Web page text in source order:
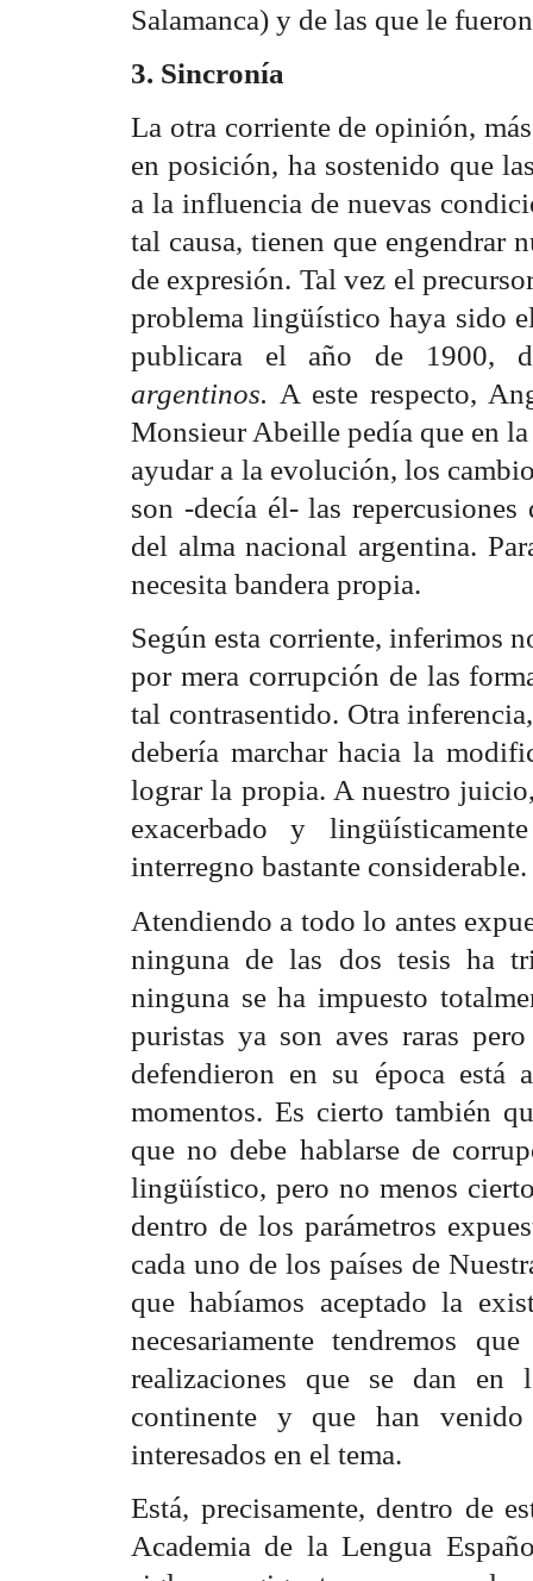
Salamanca) y de las que le
3. Sincronía
La otra corriente de opinión,
en posición, ha sostenido que
a la influencia de nuevas
tal causa, tienen que engendrar
de expresión. Tal vez el
problema lingüístico haya sido
publicara el año de 1900,
argentinos. A este respecto,
Monsieur Abeille pedía que en
ayudar a la evolución, los
son -decía él- las
del alma nacional argentina.
necesita bandera propia.
Según esta corriente, inferimos
por mera corrupción de las
tal contrasentido. Otra
debería marchar hacia la
lograr la propia. A nuestro
exacerbado y
interregno bastante considerable.
Atendiendo a todo lo antes
ninguna de las dos tesis ha
ninguna se ha impuesto
puristas ya son aves raras
defendieron en su época está
momentos. Es cierto también
que no debe hablarse de
lingüístico, pero no menos
dentro de los parámetros
cada uno de los países de
que habíamos aceptado la
necesariamente tendremos
realizaciones que se dan en
continente y que han venido
interesados en el tema.
Está, precisamente, dentro de
Academia de la Lengua